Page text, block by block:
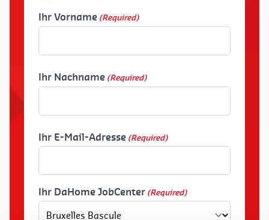
Ihr Vorname (Required)
Ihr Nachname (Required)
Ihr E-Mail-Adresse (Required)
Ihr DaHome JobCenter (Required)